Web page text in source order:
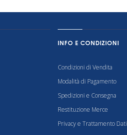
INFO E CONDIZIONI
Condizioni di Vendita
Modalità di Pagamento
Spedizioni e Consegna
Restituzione Merce
Privacy e Trattamento Dati